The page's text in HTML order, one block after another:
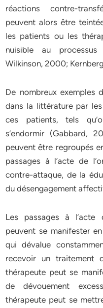
réactions contre-
peuvent alors être
les patients ou les
nuisible au
Wilkinson, 2000;
De nombreux exemples
dans la littérature par
ces patients, tels
s’endormir (Gabbard,
peuvent être regroupés
passages à l’acte de
contre-attaque, de la
du désengagement
Les passages à l’acte
peuvent se manifester
qui dévalue
recevoir un traitement
thérapeute peut se
de dévouement
thérapeute peut se